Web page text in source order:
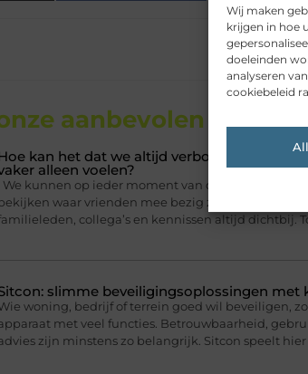
Wij maken
krijgen in hoe
doeleinden
analyseren
cookiebeleid
aanbevolen
kan het dat we altijd verbonden zijn,
alleen voelen?
We kunnen op ieder moment van de dag een
waar vrienden mee bezig zijn. Dankzij
collega’s en kennissen altijd dichtbij.
slimme beveiligingsoplossingen met
woning, bedrijf of terrein goed wil beveiligen,
met veel functies. Betrouwbaarheid,
zijn minstens zo belangrijk. Sitcon speelt